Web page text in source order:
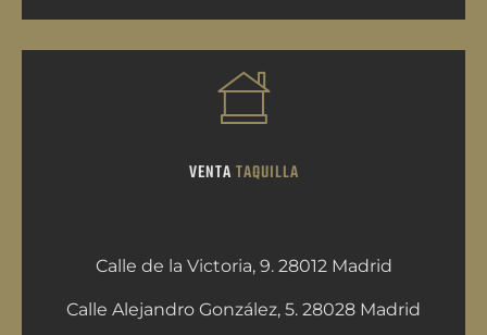
VENTA TAQUILLA
Calle de la Victoria, 9. 28012 Madrid
Calle Alejandro González, 5. 28028 Madrid